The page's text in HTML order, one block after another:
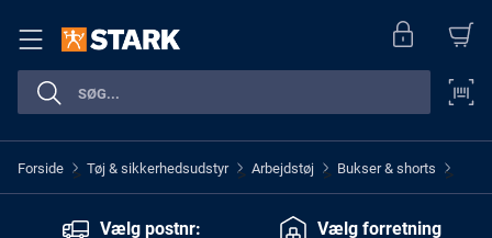
Forside > Tøj & sikkerhedsudstyr > Arbejdstøj > Bukser & shorts >
Vælg postnr: Vælg forretning